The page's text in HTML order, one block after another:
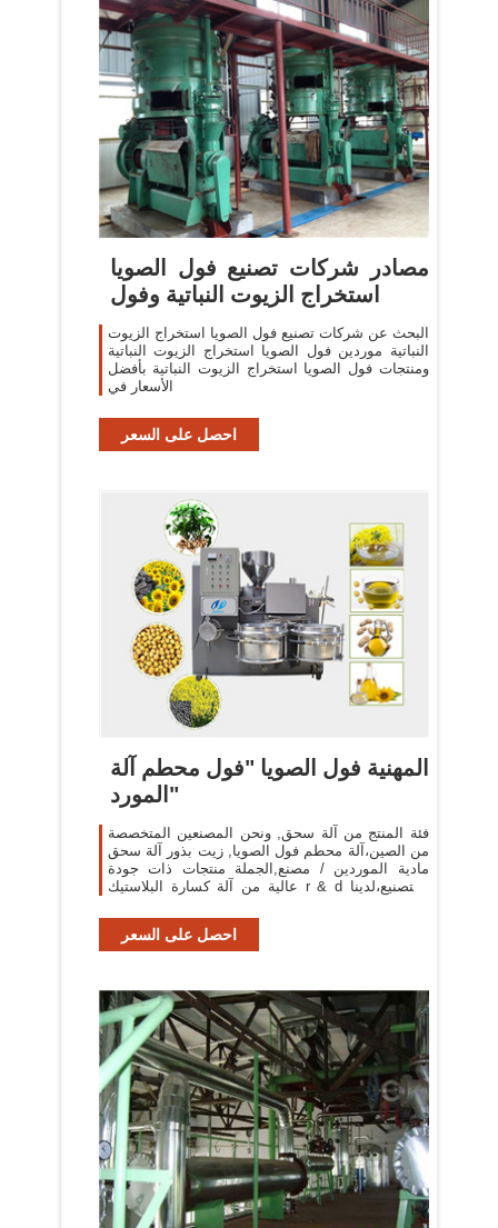
مصادر شركات تصنيع فول الصويا
استخراج الزيوت النباتية وفول
البحث عن شركات تصنيع فول الصويا استخراج الزيوت
النباتية موردين فول الصويا استخراج الزيوت النباتية
ومنتجات فول الصويا استخراج الزيوت النباتية بأفضل
الأسعار في
احصل على السعر
المهنية فول الصويا "فول محطم آلة
المورد"
فئة المنتج من آلة سحق, ونحن المصنعين المتخصصة
من الصين،آلة محطم فول الصويا, زيت بذور آلة سحق
مادية الموردين / مصنع,الجملة منتجات ذات جودة
عالية من آلة كسارة البلاستيك r & d والتصنيع،لدينا
احصل على السعر